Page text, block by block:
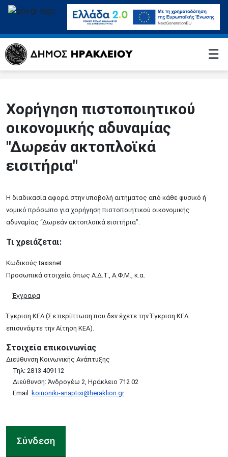
☰
Χορήγηση πιστοποιητικού
οικονομικής αδυναμίας
"Δωρεάν ακτοπλοϊκά
εισιτήρια"
Η διαδικασία αφορά στην υποβολή αιτήματος από κάθε φυσικό ή
νομικό πρόσωπο για χορήγηση πιστοποιητικού οικονομικής
αδυναμίας “Δωρεάν ακτοπλοϊκά εισιτήρια”.
Τι χρειάζεται:
Κωδικούς taxisnet
Προσωπικά στοιχεία όπως Α.Δ.Τ., Α.Φ.Μ., κ.α.
Έγγραφα
Έγκριση ΚΕΑ (Σε περίπτωση που δεν έχετε την Έγκριση ΚΕΑ
επισυνάψτε την Αίτηση ΚΕΑ).
Στοιχεία επικοινωνίας
Διεύθυνση Κοινωνικής Ανάπτυξης
Τηλ: 2813 409112
Διεύθυνση: Ἀνδρογέω 2, Ηράκλειο 712 02
Email: koinoniki-anaptixi@heraklion.gr
Σύνδεση